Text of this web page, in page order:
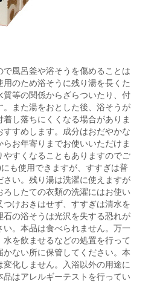
風呂釜や浴そうを傷めることは
のため浴そうに残り湯を長くた
等の関係からざらついたり、付
また湯をおとした後、浴そうが
し落ちにくくなる場合がありま
すめします。成分はおだやかな
お年寄りまでお使いいただけま
すくなることもありますのでご
も使用できますが、すすぎは普
い。残り湯は洗濯に使えますが
したての衣類の洗濯にはお使い
けおきはせず、すすぎは清水を
石の浴そうは光沢を失する恐れが
い。本品は食べられません。万一
を飲ませるなどの処置を行って
かない所に保管してください。本
化しません。入浴以外の用途に
はアレルギーテストを行ってい